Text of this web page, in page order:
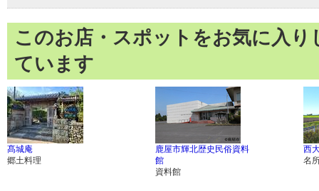
このお店・スポットをお気に入
ています
髙城庵
郷土料理
鹿屋市輝北歴史民俗資料
館
資料館
西
名